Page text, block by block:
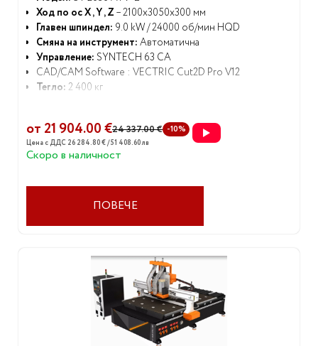
Ход по ос X , Y , Z – 2100x3050x300 мм
Главен шпиндел: 9.0 kW / 24000 об/мин HQD
Смяна на инструмент: Автоматична
Управление: SYNTECH 63 CA
CAD/CAM Software : VECTRIC Cut2D Pro V12
Тегло: 2 400 кг
от 21 904.00 €24 337.00 € -10%
Цена с ДДС 26 284.80 € / 51 408.60 лв
Скоро в наличност
ПОВЕЧЕ